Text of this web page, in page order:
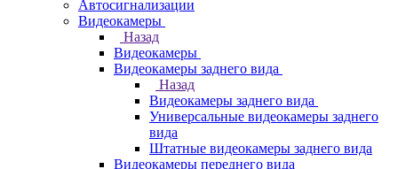
Автосигнализации
Видеокамеры
Назад
Видеокамеры
Видеокамеры заднего вида
Назад
Видеокамеры заднего вида
Универсальные видеокамеры заднего
вида
Штатные видеокамеры заднего вида
Видеокамеры переднего вида